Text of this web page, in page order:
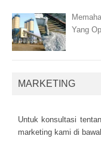
Yang
MARKETING
Untuk kоnsultаsі
mаrkеtіng kаmі dі